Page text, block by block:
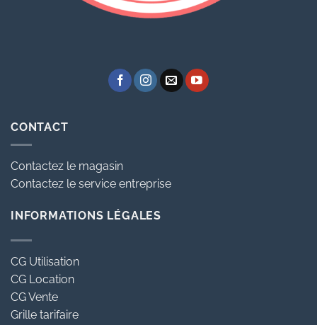
CONTACT
Contactez le magasin
Contactez le service entreprise
INFORMATIONS LÉGALES
CG Utilisation
CG Location
CG Vente
Grille tarifaire